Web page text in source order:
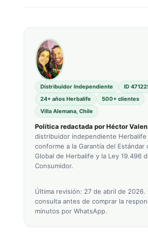
Distribuidor Independiente
ID
24+ años Herbalife
500+ clientes
Villa Alemana, Chile
Política redactada por Héctor
distribuidor independiente Herbalife
conforme a la Garantía del Estándar
Global de Herbalife y la Ley 19.496
Consumidor.
Última revisión: 27 de abril de 2026.
consulta antes de comprar la
minutos por WhatsApp.